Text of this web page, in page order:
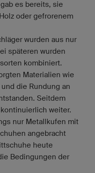
es bereits, sie
oder gefrorenem
wurden aus nur
späteren wurden
kombiniert.
Materialien wie
die Rundung an
Seitdem
weiter.
nur Metallkufen mit
angebracht
heute
Bedingungen der